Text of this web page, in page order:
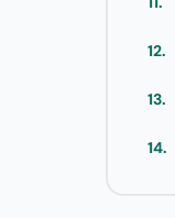
12.
13.
14.